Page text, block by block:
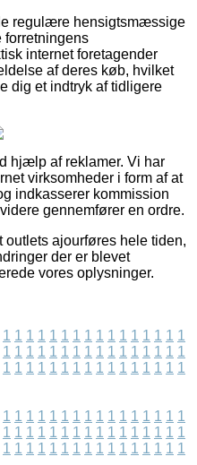
regulære hensigtsmæssige
forretningens
internet foretagender
af deres køb, hvilket
dig et indtryk af tidligere
hjælp af reklamer. Vi har
virksomheder i form af at
indkasserer kommission
gennemfører en ordre.
ajourføres hele tiden,
der er blevet
vores oplysninger.
1 1 1 1 1 1 1 1 1 1 1 1 1 1 1 1
1 1 1 1 1 1 1 1 1 1 1 1 1 1 1 1
1 1 1 1 1 1 1 1 1 1 1 1 1 1 1 1
1 1 1 1 1 1 1 1 1 1 1 1 1 1 1 1
1 1 1 1 1 1 1 1 1 1 1 1 1 1 1 1
1 1 1 1 1 1 1 1 1 1 1 1 1 1 1 1